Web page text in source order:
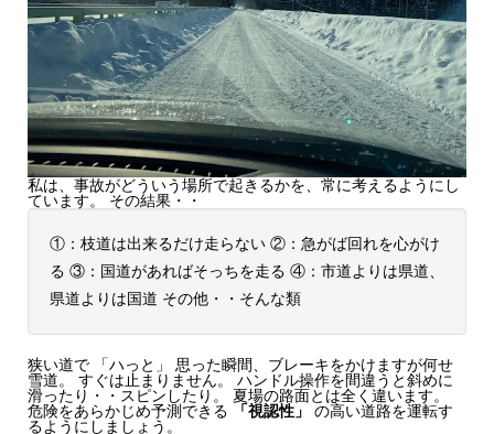
私は、事故がどういう場所で起きるかを、常に考えるようにし
ています。 その結果・・
①：枝道は出来るだけ走らない ②：急がば回れを心がけ
る ③：国道があればそっちを走る ④：市道よりは県道、
県道よりは国道 その他・・そんな類
狭い道で 「ハっと」 思った瞬間、ブレーキをかけますが何せ
雪道。 すぐは止まりません。 ハンドル操作を間違うと斜めに
滑ったり・・スピンしたり。 夏場の路面とは全く違います。
危険をあらかじめ予測できる
「視認性」
の高い道路を運転す
るようにしましょう。